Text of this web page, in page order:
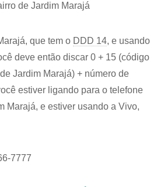
de Jardim Marajá
que tem o DDD 14, e usando
deve então discar 0 + 15 (código
Jardim Marajá) + número de
estiver ligando para o telefone
Marajá, e estiver usando a Vivo,
7777